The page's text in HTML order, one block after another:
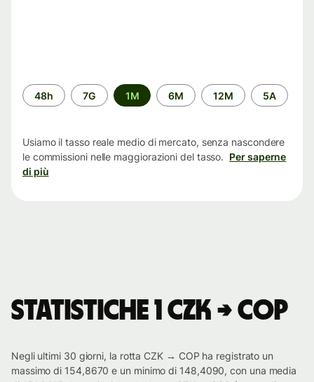
Periodo
di
48h 7G 1M 6M 12M 5A
Usiamo il tasso reale medio di mercato, senza nascondere
le commissioni nelle maggiorazioni del tasso. Per saperne
di più
Statistiche 1 CZK → COP
Negli ultimi 30 giorni, la rotta CZK → COP ha registrato un
massimo di 154,8670 e un minimo di 148,4090, con una media